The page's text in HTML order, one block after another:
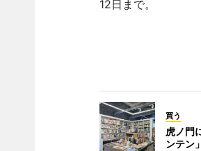
12日まで。
買う
虎ノ門
ンテン